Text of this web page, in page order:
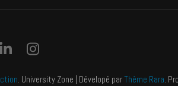
University Zone | Dévelopé parThème Rara .